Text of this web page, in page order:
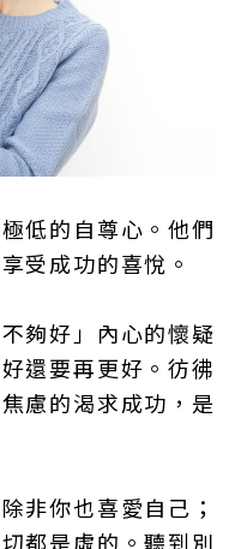
低的自尊心。他們
受成功的喜悅。
夠好」內心的懷疑
還要再更好。彷彿
慮的渴求成功，是
非你也喜愛自己；
都是虛的。聽到別